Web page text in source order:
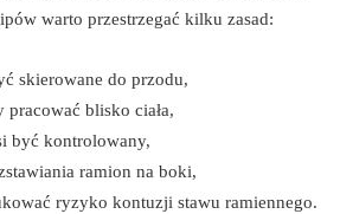
warto przestrzegać kilku zasad:
skierowane do przodu,
blisko ciała,
być kontrolowany,
ramion na boki,
ryzyko kontuzji stawu ramiennego.